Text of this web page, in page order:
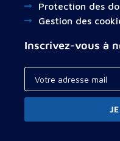
Protection des
Gestion des
Inscrivez-vous à